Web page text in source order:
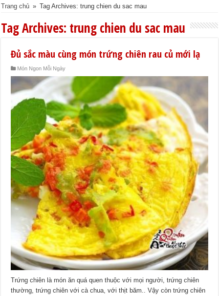
Trang chủ » Tag Archives: trung chien du sac mau
Tag Archives: trung chien du sac mau
Đủ sắc màu cùng món trứng chiên rau củ mới lạ
Món Ngon Mỗi Ngày
Trứng chiên là món ăn quá quen thuộc với mọi người, trứng chiên
thường, trứng chiên với cà chua, với thịt băm.. Vậy còn trứng chiên